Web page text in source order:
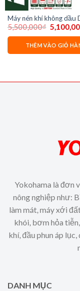
Máy nén khí không dầu
50 lít DK-AC3950 Plus
5,500,000₫ Giá
gốc
là:
THÊM VÀO GIỎ
Yokohama là đơn
nông nghiệp như:
làm mát, máy xới
khói, bơm hỏa
khí, đầu phun áp
DANH MỤC